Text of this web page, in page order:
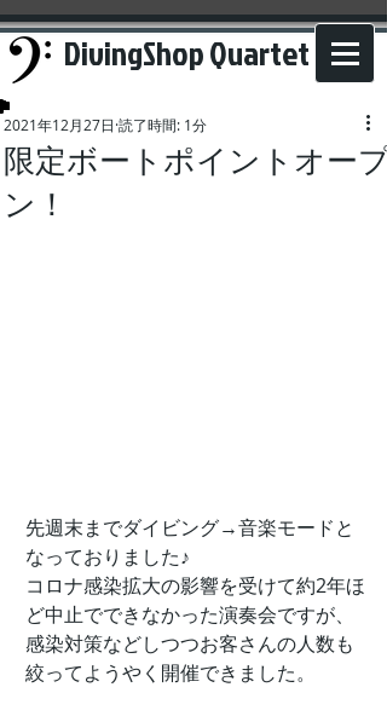
DivingShop Quartet
限定ボートポイントオープ
ン！
2021年12月27日 読了時間: 1分
先週末までダイビング→音楽モードと
なっておりました♪
コロナ感染拡大の影響を受けて約2年ほ
ど中止でできなかった演奏会ですが、
感染対策などしつつお客さんの人数も
絞ってようやく開催できました。